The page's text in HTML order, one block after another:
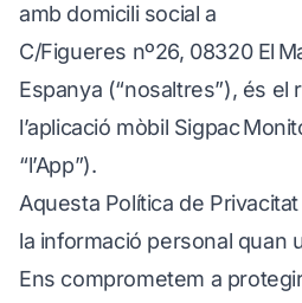
amb domicili social a
C/Figueres nº26, 08320 El
Espanya (“nosaltres”), és el
l’aplicació mòbil Sigpac
“l’App”).
Aquesta Política de
la informació personal quan
Ens comprometem a